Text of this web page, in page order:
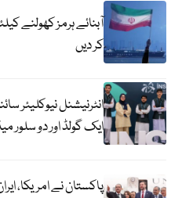
کر دیں
ایک گولڈ اور دو سلور
پاکستان نے امریکا،